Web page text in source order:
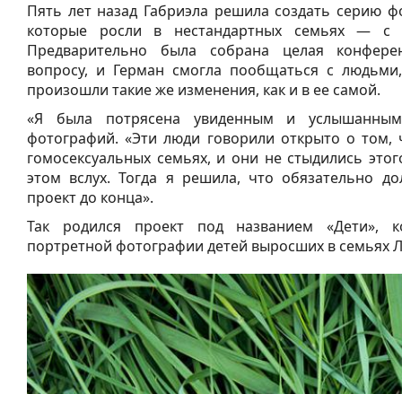
Пять лет назад Габриэла решила создать серию
которые росли в нестандартных семьях — с
Предварительно была собрана целая
вопросу, и Герман смогла пообщаться с
произошли такие же изменения, как и в ее самой.
«Я была потрясена увиденным и
фотографий. «Эти люди говорили открыто о том,
гомосексуальных семьях, и они не стыдились
этом вслух. Тогда я решила, что обязательно
проект до конца».
Так родился проект под названием «Дети»,
портретной фотографии детей выросших в семьях